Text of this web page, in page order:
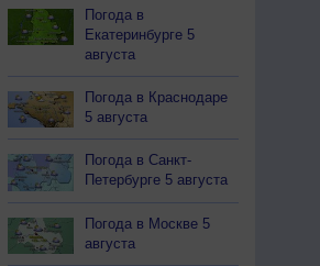
Погода в
Екатеринбурге 5
августа
Погода в Краснодаре
5 августа
Погода в Санкт-
Петербурге 5 августа
Погода в Москве 5
августа